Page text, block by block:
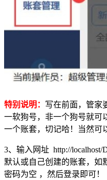
特别说明： 写在前面，管家
一软狗号，非一个狗号就可
一个账套，切记哈！当然可
3、输入网址 http://
默认或自己创建的账套，如
密码为空 ，然后登录即可！